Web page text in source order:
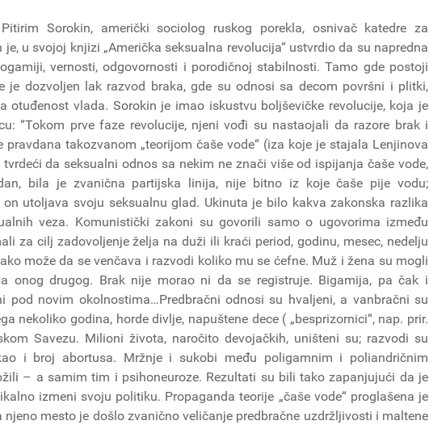
Sorokin, američki sociolog ruskog porekla, osnivač katedre za
u svojoj knjizi „Američka seksualna revolucija“ ustvrdio da su napredna
vernosti, odgovornosti i porodičnoj stabilnosti. Tamo gde postoji
je dozvoljen lak razvod braka, gde su odnosi sa decom površni i plitki,
otuđenost vlada. Sorokin je imao iskustvu boljševičke revolucije, koja je
“Tokom prve faze revolucije, njeni vođi su nastaojali da razore brak i
takozvanom „teorijom čaše vode“ (iza koje je stajala Lenjinova
da seksualni odnos sa nekim ne znači više od ispijanja čaše vode,
bila je zvanična partijska linija, nije bitno iz koje čaše pije vodu;
utoljava svoju seksualnu glad. Ukinuta je bilo kakva zakonska razlika
veza. Komunistički zakoni su govorili samo o ugovorima između
za cilj zadovoljenje želja na duži ili kraći period, godinu, mesec, nedelju
može da se venčava i razvodi koliko mu se ćefne. Muž i žena su mogli
onog drugog. Brak nije morao ni da se registruje. Bigamija, pa čak i
pod novim okolnostima…Predbračni odnosi su hvaljeni, a vanbračni su
nekoliko godina, horde divlje, napuštene dece ( „besprizornici“, nap. prir.
Savezu. Milioni života, naročito devojačkih, uništeni su; razvodi su
i broj abortusa. Mržnje i sukobi među poligamnim i poliandričnim
– a samim tim i psihoneuroze. Rezultati su bili tako zapanjujući da je
izmeni svoju politiku. Propaganda teorije „čaše vode“ proglašena je
njeno mesto je došlo zvanično veličanje predbračne uzdržljivosti i maltene